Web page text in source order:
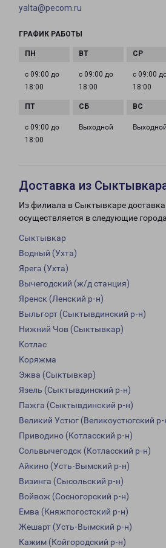
yalta@pecom.ru
ГРАФИК РАБОТЫ
с 09:00 до
18:00
с 09:00 до
18:00
с 09:00
18:00
с 09:00 до
18:00
Выходной Выходной
Доставка из
Из филиала в Сыктывкаре доставка
осуществляется в следующие
Сыктывкар
Водный (Ухта)
Ярега (Ухта)
Вычегодский (ж/д станция)
Яренск (Ленский р-н)
Выльгорт (Сыктывдинский р-н)
Нижний Чов (Сыктывкар)
Котлас
Коряжма
Эжва (Сыктывкар)
Язель (Сыктывдинский р-н)
Пажга (Сыктывдинский р-н)
Великий Устюг (Великоустюгский р-
Приводино (Котласский р-н)
Сольвычегодск (Котласский р-н)
Айкино (Усть-Вымский р-н)
Визинга (Сысольский р-н)
Войвож (Сосногорский р-н)
Емва (Княжпогостский р-н)
Жешарт (Усть-Вымский р-н)
Кажим (Койгородский р-н)